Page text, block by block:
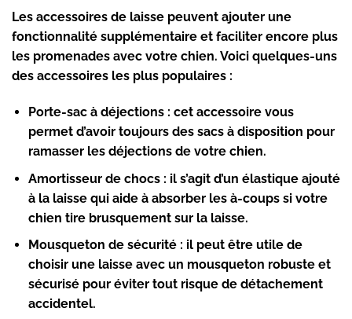
Les accessoires de laisse peuvent ajouter une
fonctionnalité supplémentaire et faciliter encore plus
les promenades avec votre chien. Voici quelques-uns
des accessoires les plus populaires :
Porte-sac à déjections : cet accessoire vous
permet d’avoir toujours des sacs à disposition pour
ramasser les déjections de votre chien.
Amortisseur de chocs : il s’agit d’un élastique ajouté
à la laisse qui aide à absorber les à-coups si votre
chien tire brusquement sur la laisse.
Mousqueton de sécurité : il peut être utile de
choisir une laisse avec un mousqueton robuste et
sécurisé pour éviter tout risque de détachement
accidentel.